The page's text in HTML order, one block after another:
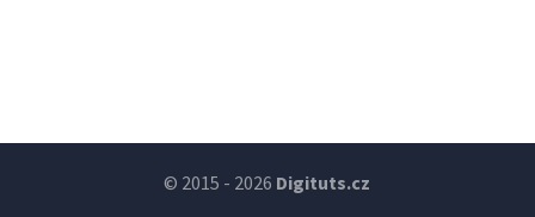
© 2015 - 2026 Digituts.cz